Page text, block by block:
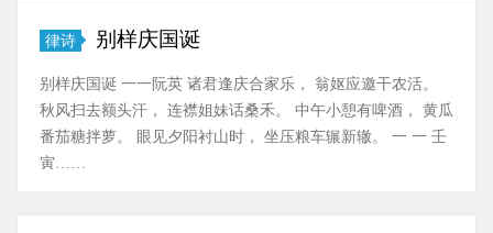
律诗 别样庆国诞
别样庆国诞 一一阮英 诸君逢庆合家乐， 翁妪应邀干农活。
秋风扫去额头汗， 连襟姐妹话桑禾。 中午小憩有啤酒， 黄瓜
番茄糖拌萝。 眼见夕阳衬山时， 坐压粮车辗新辙。 一 一 壬
寅……